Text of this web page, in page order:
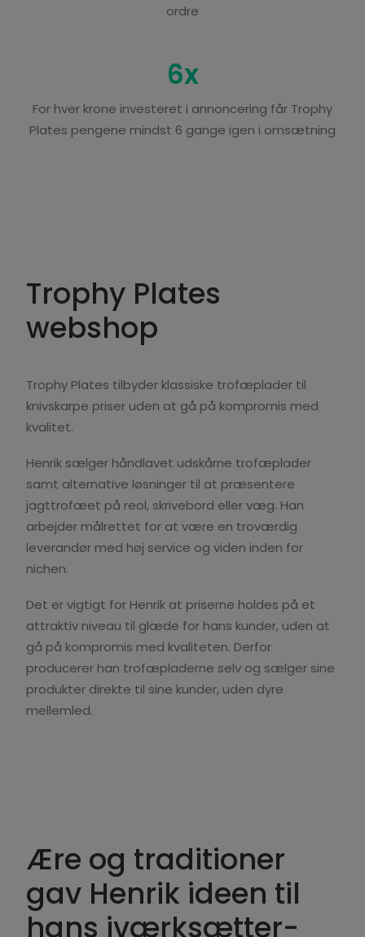
ordre
6x
For hver krone investeret i annoncering får Trophy
Plates pengene mindst 6 gange igen i omsætning
Trophy Plates
webshop
Trophy Plates tilbyder klassiske trofæplader til
knivskarpe priser uden at gå på kompromis med
kvalitet.
Henrik sælger håndlavet udskårne trofæplader
samt alternative løsninger til at præsentere
jagttrofæet på reol, skrivebord eller væg. Han
arbejder målrettet for at være en troværdig
leverandør med høj service og viden inden for
nichen.
Det er vigtigt for Henrik at priserne holdes på et
attraktiv niveau til glæde for hans kunder, uden at
gå på kompromis med kvaliteten. Derfor
producerer han trofæpladerne selv og sælger sine
produkter direkte til sine kunder, uden dyre
mellemled.
Ære og traditioner
gav Henrik ideen til
hans iværksætter-